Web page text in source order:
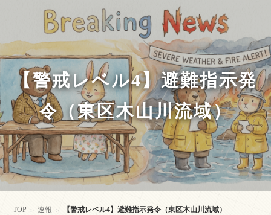
【警戒レベル4】避難指示発
令（東区木山川流域）
TOP > 速報 > 【警戒レベル4】避難指示発令（東区木山川流域）